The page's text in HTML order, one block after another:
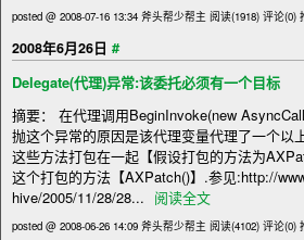
posted @ 2008-07-16 13:34 斧头帮少帮主 阅读(1918) 评论(0)
2008年6月26日 #
Delegate(代理)异常:该委托必须有一个目标
摘要： 在代理调用BeginInvoke(new
抛这个异常的原因是该代理变量代理了一个
这些方法打包在一起【假设打包的方法为
这个打包的方法【AXPatch()】.参见:http://
hive/2005/11/28/28... 阅读全文
posted @ 2008-06-26 14:09 斧头帮少帮主 阅读(4102) 评论(0)